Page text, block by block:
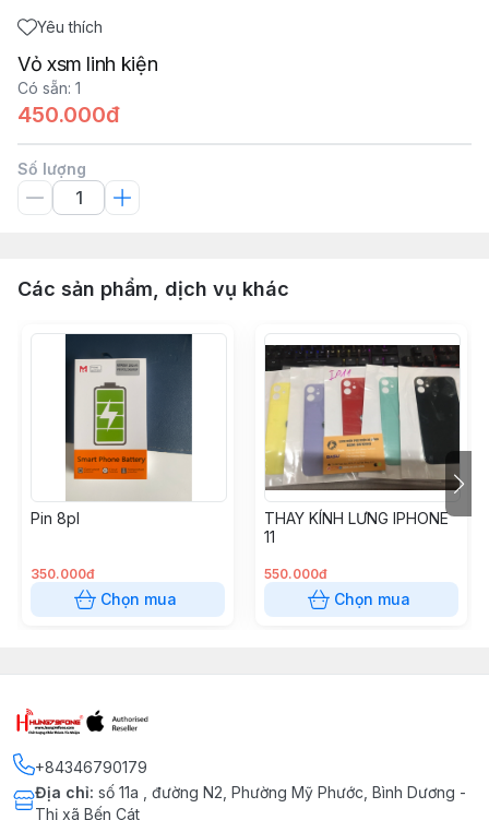
Yêu thích
Vỏ xsm linh kiện
Có sẵn: 1
450.000đ
Số lượng
Các sản phẩm, dịch vụ khác
Pin 8pl
350.000đ
Chọn mua
THAY KÍNH LƯNG IPHONE
11
550.000đ
Chọn mua
+84346790179
Địa chỉ: số 11a , đường N2, Phường Mỹ Phước, Bình Dương -
Thị xã Bến Cát